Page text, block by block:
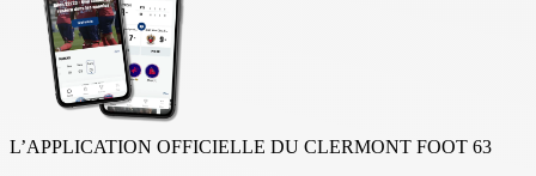
L’APPLICATION OFFICIELLE DU CLERMONT FOOT 63